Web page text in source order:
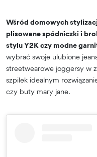
Wśród domowych
plisowane spódniczki i
stylu Y2K czy modne
wybrać swoje ulubione
streetwearowe joggersy w
szpilek idealnym
czy buty mary jane.